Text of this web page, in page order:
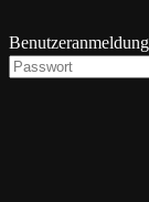
Benutzeranmeldung